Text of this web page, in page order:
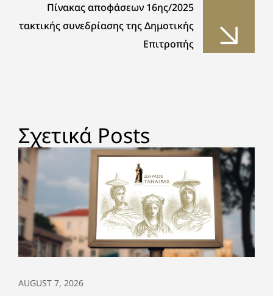
Πίνακας αποφάσεων 16ης/2025
τακτικής συνεδρίασης της Δημοτικής
Επιτροπής
Σχετικά Posts
AUGUST 7, 2026